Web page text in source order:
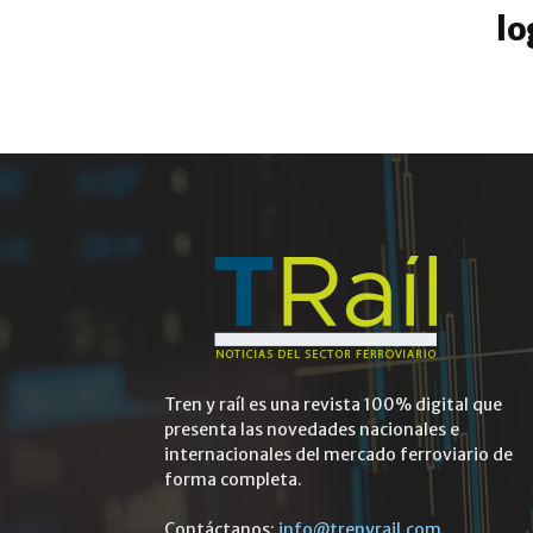
Tren y raíl es una revista 100% digital que
presenta las novedades nacionales e
internacionales del mercado ferroviario de
forma completa.